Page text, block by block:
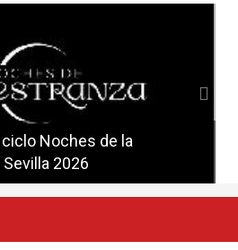
Noches de la
2026
Candlelight en